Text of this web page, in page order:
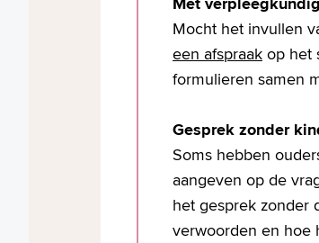
Mocht het invullen
een afspraak op het
formulieren samen
Gesprek zonder
Soms hebben
aangeven op de
het gesprek zonder
verwoorden en hoe